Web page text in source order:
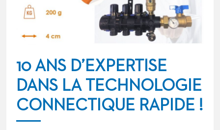
10 ANS D’EXPERTISE
DANS LA TECHNOLOGIE
CONNECTIQUE RAPIDE !